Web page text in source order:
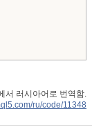
서 러시아어로 번역함.
ru/code/11348